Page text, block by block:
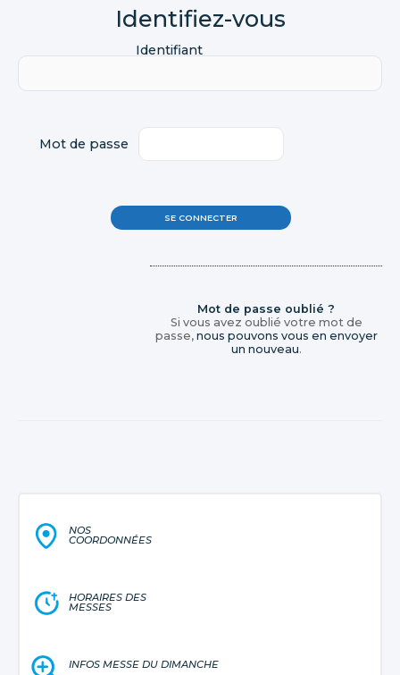
Identifiant
Mot de passe
Mot de passe oublié ?
Si vous avez oublié votre mot de
passe, nous pouvons vous en envoyer
un nouveau.
NOS
COORDONNÉES
HORAIRES DES
MESSES
INFOS MESSE DU DIMANCHE